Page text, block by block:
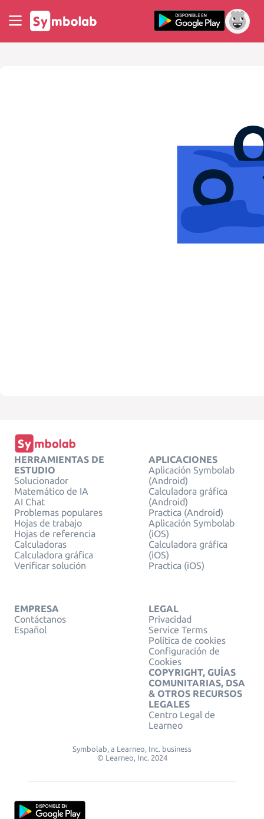
HERRAMIENTAS DE
ESTUDIO
Solucionador
Matemático de IA
AI Chat
Problemas populares
Hojas de trabajo
Hojas de referencia
Calculadoras
Calculadora gráfica
Verificar solución
APLICACIONES
Aplicación Symbolab
(Android)
Calculadora gráfica
(Android)
Practica (Android)
Aplicación Symbolab
(iOS)
Calculadora gráfica
(iOS)
Practica (iOS)
EMPRESA
Contáctanos
Español
LEGAL
Privacidad
Service Terms
Política de cookies
Configuración de
Cookies
COPYRIGHT, GUÍAS
COMUNITARIAS, DSA
& OTROS RECURSOS
LEGALES
Centro Legal de
Learneo
Symbolab, a Learneo, Inc. business
© Learneo, Inc. 2024